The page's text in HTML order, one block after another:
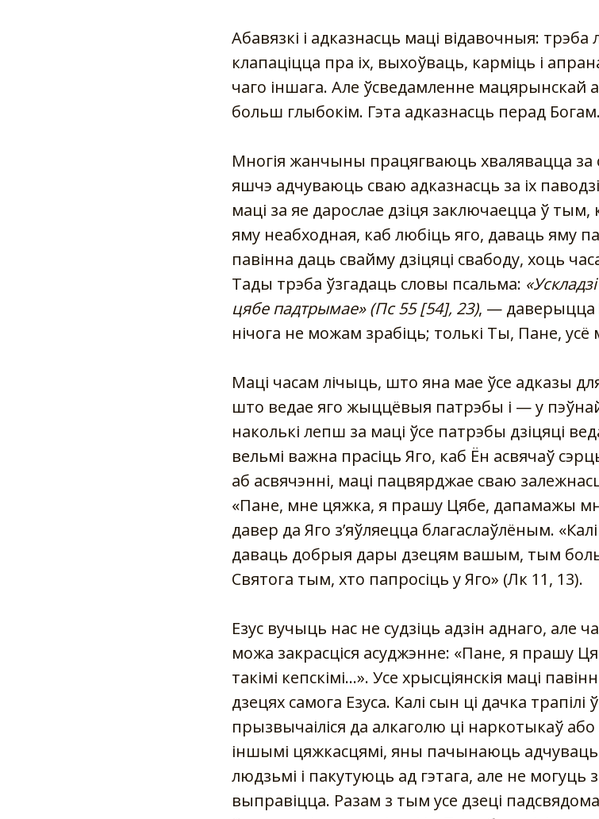
Абавязкі і адказнасць маці відавочныя: трэба
клапаціцца пра іх, выхоўваць, карміць і
чаго іншага. Але ўсведамленне мацярынскай
больш глыбокім. Гэта адказнасць перад Богам.
Многія жанчыны працягваюць хвалявацца за
яшчэ адчуваюць сваю адказнасць за іх
маці за яе дарослае дзіця заключаецца ў тым,
яму неабходная, каб любіць яго, даваць яму
павінна даць свайму дзіцяці свабоду, хоць
Тады трэба ўзгадаць словы псальма:
цябе падтрымае» (Пс 55 [54], 23), — даверыцца
нічога не можам зрабіць; толькі Ты, Пане,
Маці часам лічыць, што яна мае ўсе адказы
што ведае яго жыццёвыя патрэбы і — у
наколькі лепш за маці ўсе патрэбы дзіцяці
вельмі важна прасіць Яго, каб Ён асвячаў
аб асвячэнні, маці пацвярджае сваю
«Пане, мне цяжка, я прашу Цябе, дапамажы
давер да Яго з’яўляецца благаслаўлёным.
даваць добрыя дары дзецям вашым, тым
Святога тым, хто папросіць у Яго» (Лк 11, 13).
Езус вучыць нас не судзіць адзін аднаго, але
можа закрасціся асуджэнне: «Пане, я прашу
такімі кепскімі...». Усе хрысціянскія маці
дзецях самога Езуса. Калі сын ці дачка
прызвычаіліся да алкаголю ці наркотыкаў або
іншымі цяжкасцямі, яны пачынаюць
людзьмі і пакутуюць ад гэтага, але не могуць
выправіцца. Разам з тым усе дзеці